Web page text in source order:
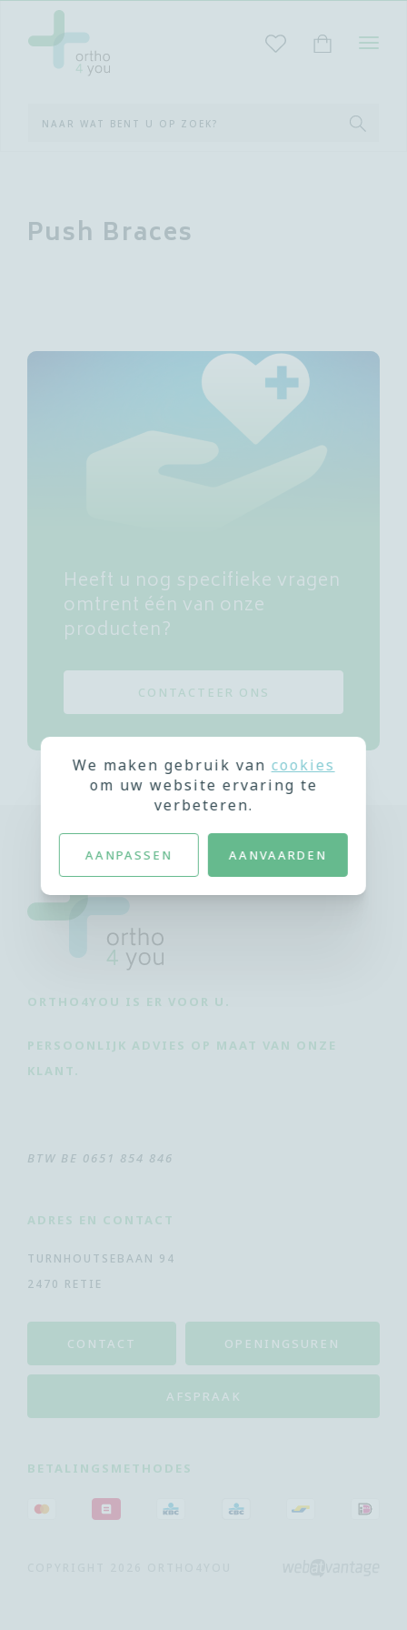
Push Braces
Heeft u nog specifieke vragen
omtrent één van onze
producten?
CONTACTEER ONS
ORTHO4YOU IS ER VOOR U.
PERSOONLIJK ADVIES OP MAAT VAN ONZE
KLANT.
BTW BE 0651 854 846
ADRES EN CONTACT
TURNHOUTSEBAAN 94
2470 RETIE
CONTACT OPENINGSUREN
AFSPRAAK
BETALINGSMETHODES
We maken gebruik van cookies
om uw website ervaring te
verbeteren.
AANPASSEN AANVAARDEN